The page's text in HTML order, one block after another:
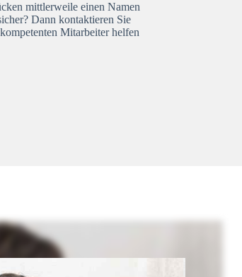
mittlerweile einen Namen
Dann kontaktieren Sie
Mitarbeiter helfen